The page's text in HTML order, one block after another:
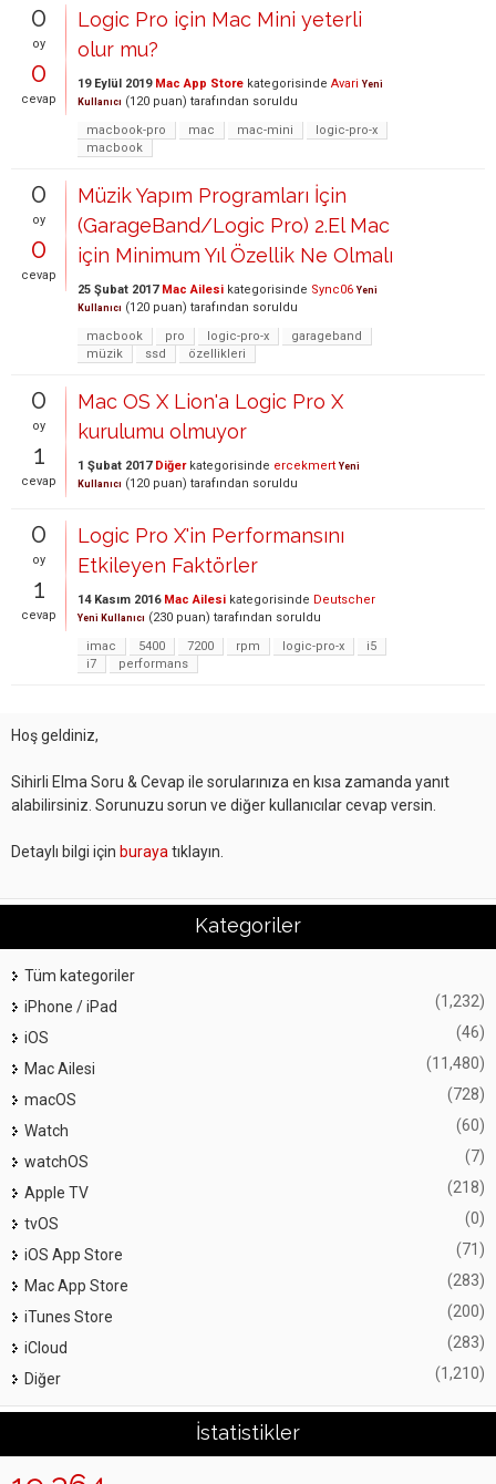
0
oy
0
cevap
Logic Pro için Mac Mini yeterli
olur mu?
19 Eylül 2019 Mac App Store kategorisinde Avari Yeni
Kullanıcı (120 puan) tarafından soruldu
macbook-pro
mac mac-mini
logic-pro-x
macbook
0
oy
0
cevap
Müzik Yapım Programları İçin
(GarageBand/Logic Pro) 2.El Mac
için Minimum Yıl Özellik Ne Olmalı
25 Şubat 2017 Mac Ailesi kategorisinde Sync06 Yeni
Kullanıcı (120 puan) tarafından soruldu
macbook
pro logic-pro-x
garageband
müzik
ssd özellikleri
0
oy
1
cevap
Mac OS X Lion'a Logic Pro X
kurulumu olmuyor
1 Şubat 2017 Diğerkategorisinde ercekmert Yeni
Kullanıcı (120 puan) tarafından soruldu
0
oy
1
cevap
Logic Pro X'in Performansını
Etkileyen Faktörler
14 Kasım 2016 Mac Ailesi kategorisinde Deutscher
Yeni Kullanıcı (230 puan) tarafından soruldu
imac
5400 7200 rpm logic-pro-x
i5
i7
performans
Hoş geldiniz,
Sihirli Elma Soru & Cevap ile sorularınıza en kısa zamanda yanıt
alabilirsiniz. Sorunuzu sorun ve diğer kullanıcılar cevap versin.
Detaylı bilgi için burayatıklayın.
Kategoriler
Tüm kategoriler
iPhone / iPad
(1,232)
iOS (46)
Mac Ailesi (11,480)
macOS (728)
Watch (60)
watchOS (7)
Apple TV (218)
tvOS (0)
iOS App Store (71)
Mac App Store (283)
iTunes Store (200)
iCloud (283)
Diğer (1,210)
İstatistikler